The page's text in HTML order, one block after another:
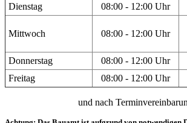
Dienstag
08:00 - 12:00 Uhr
Mittwoch 08:00 - 12:00 Uhr
Donnerstag 08:00 - 12:00 Uhr
Freitag
08:00 - 12:00 Uhr
und nach